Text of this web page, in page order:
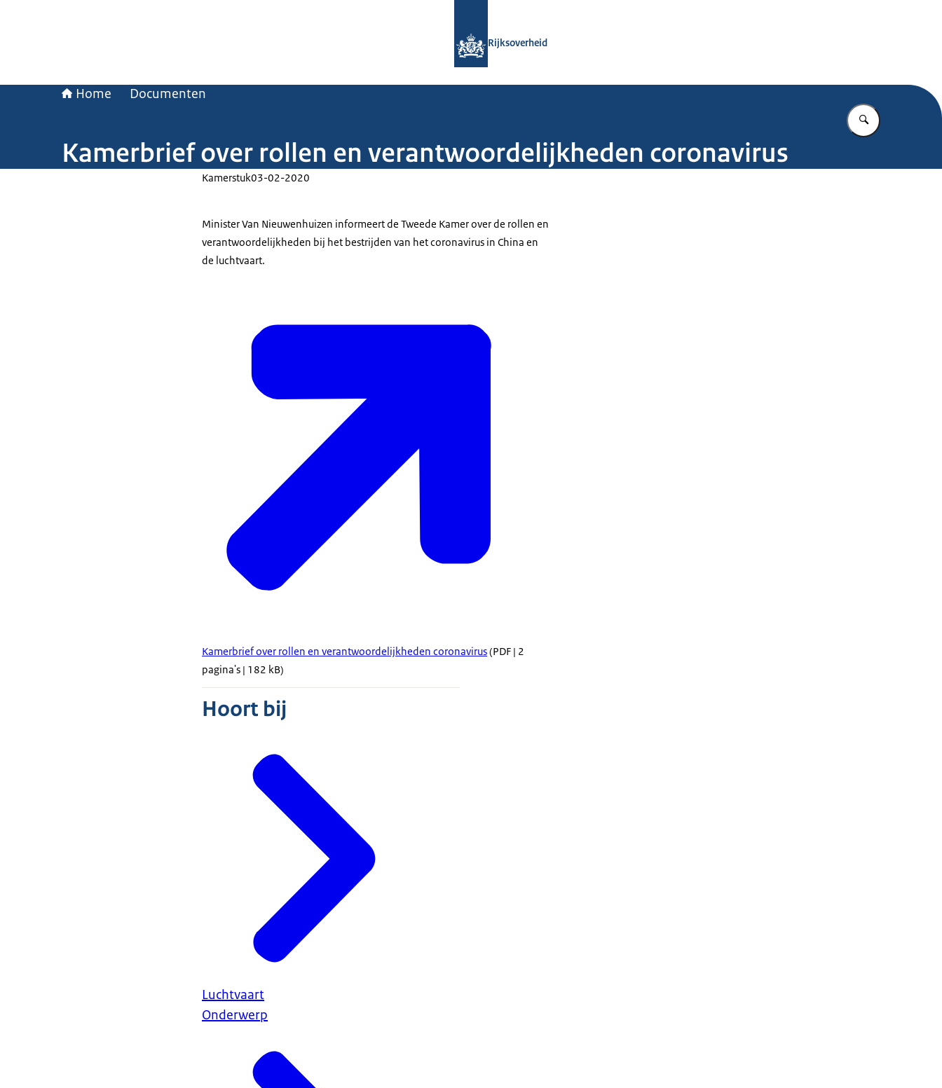
Rijksoverheid
Home Documenten
Vul in wat u
Kamerbrief over rollen en verantwoordelijkheden coronavirus
Kamerstuk03-02-2020
Minister Van Nieuwenhuizen informeert de Tweede Kamer over de rollen en
verantwoordelijkheden bij het bestrijden van het coronavirus in China en
de luchtvaart.
Kamerbrief over rollen en verantwoordelijkheden coronavirus(PDF | 2
pagina's | 182 kB)
Hoort bij
Luchtvaart
Onderwerp